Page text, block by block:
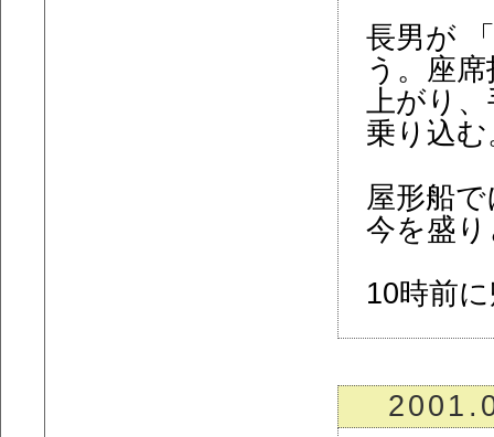
長男が
う。座
上がり
乗り込む
屋形船
今を盛
10時前